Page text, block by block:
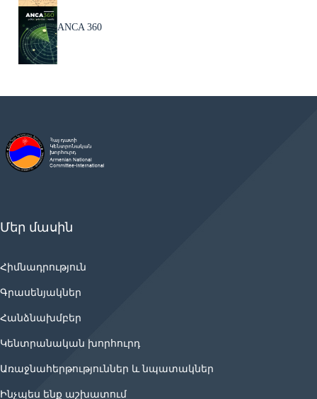
ANCA 360
Մեր մասին
Հիմնադրություն
Գրասենյակներ
Հանձնախմբեր
Կենտրանական խորհուրդ
Առաջնահերթություններ և նպատակներ
Ինչպես ենք աշխատում